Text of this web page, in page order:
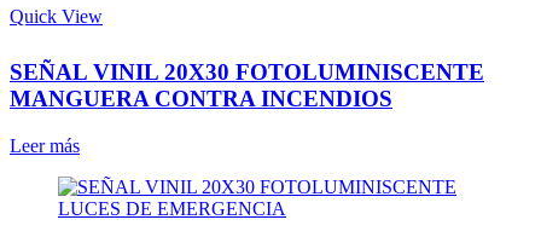
Quick View
SEÑAL VINIL 20X30 FOTOLUMINISCENTE
MANGUERA CONTRA INCENDIOS
Leer más